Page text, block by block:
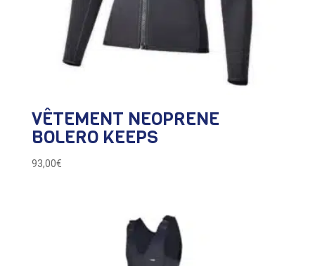
VÊTEMENT NEOPRENE
BOLERO KEEPS
93,00€